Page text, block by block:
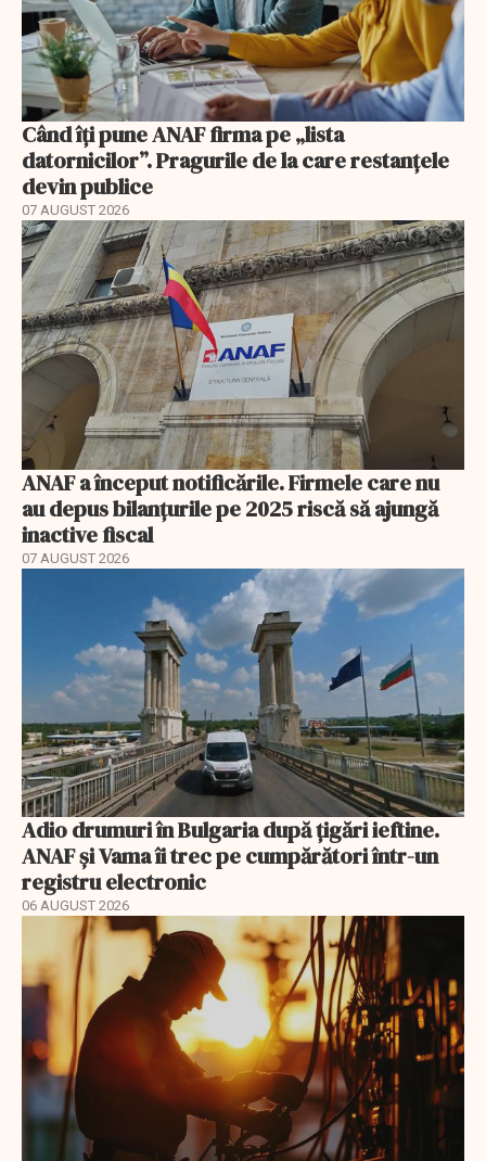
Când îți pune ANAF firma pe „lista
datornicilor”. Pragurile de la care restanțele
devin publice
07 AUGUST 2026
ANAF a început notificările. Firmele care nu
au depus bilanțurile pe 2025 riscă să ajungă
inactive fiscal
07 AUGUST 2026
Adio drumuri în Bulgaria după țigări ieftine.
ANAF și Vama îi trec pe cumpărători într-un
registru electronic
06 AUGUST 2026